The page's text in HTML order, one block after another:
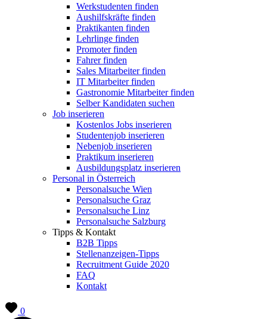
Werkstudenten finden
Aushilfskräfte finden
Praktikanten finden
Lehrlinge finden
Promoter finden
Fahrer finden
Sales Mitarbeiter finden
IT Mitarbeiter finden
Gastronomie Mitarbeiter finden
Selber Kandidaten suchen
Job inserieren
Kostenlos Jobs inserieren
Studentenjob inserieren
Nebenjob inserieren
Praktikum inserieren
Ausbildungsplatz inserieren
Personal in Österreich
Personalsuche Wien
Personalsuche Graz
Personalsuche Linz
Personalsuche Salzburg
Tipps & Kontakt
B2B Tipps
Stellenanzeigen-Tipps
Recruitment Guide 2020
FAQ
Kontakt
0